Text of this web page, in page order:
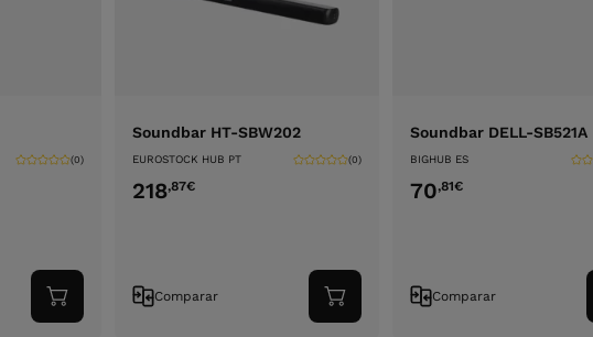
(0)
Adicionar
ao
Soundbar HT-SBW202
EUROSTOCK HUB PT (0)
218,87€
Comparar
Adicionar
ao
Soundbar DELL-SB521A
BIGHUB ES
70,81€
Comparar